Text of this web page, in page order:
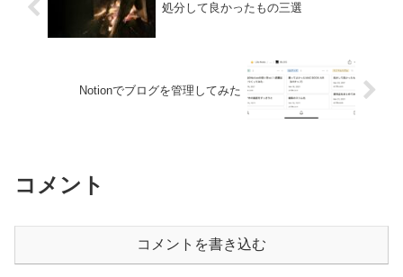
処分して良かったもの三選
Notionでブログを管理してみた
コメント
コメントを書き込む